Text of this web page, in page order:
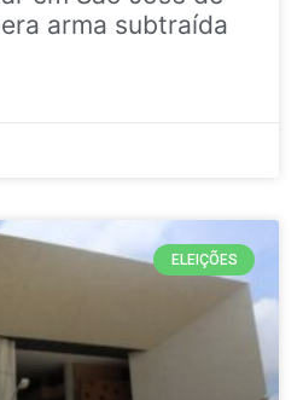
arma subtraída
ELEIÇÕES